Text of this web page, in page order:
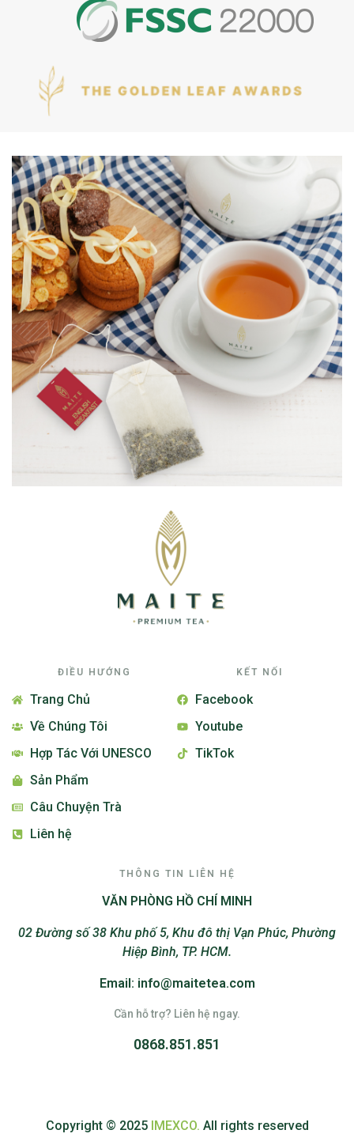
ĐIỀU HƯỚNG
Trang Chủ
Về Chúng Tôi
Hợp Tác Với UNESCO
Sản Phẩm
Câu Chuyện Trà
Liên hệ
KẾT NỐI
Facebook
Youtube
TikTok
THÔNG TIN LIÊN HỆ
VĂN PHÒNG HỒ CHÍ MINH
02 Đường số 38 Khu phố 5, Khu đô thị Vạn Phúc, Phường
Hiệp Bình, TP. HCM.
Email: info@maitetea.com
Cần hỗ trợ? Liên hệ ngay.
0868.851.851
Copyright © 2025 IMEXCO. All rights reserved